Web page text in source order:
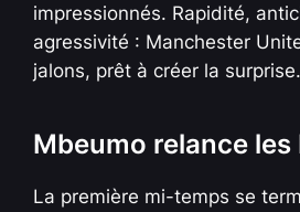
impressionnés. Rapidité,
agressivité : Manchester
jalons, prêt à créer la surprise.
Mbeumo relance les
La première mi-temps se